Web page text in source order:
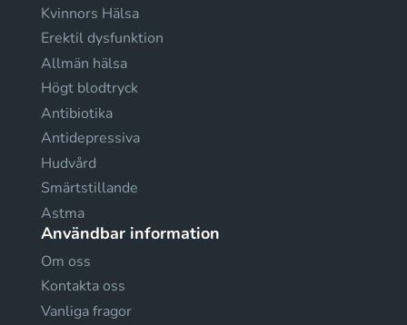
Kvinnors Hälsa
Erektil dysfunktion
Allmän hälsa
Högt blodtryck
Antibiotika
Antidepressiva
Hudvård
Smärtstillande
Astma
Användbar information
Om oss
Kontakta oss
Vanliga fragor